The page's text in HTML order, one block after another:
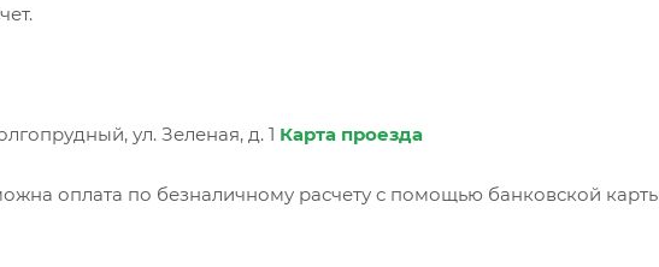
ул. Зеленая, д. 1 Карта проезда
оплата по безналичному расчету с помощью банковской